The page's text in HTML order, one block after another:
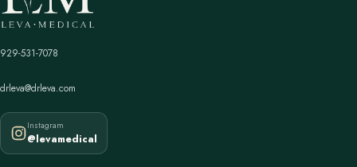
929-531-7078
drleva@drleva.com
Instagram
@levamedical